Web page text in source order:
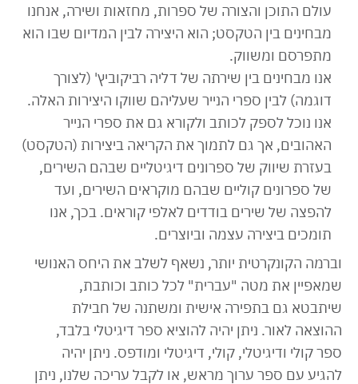
עולם התוכן והצורה של ספרות, מחזאות ושירה, אנחנו
מבחינים בין הטקסט; הוא היצירה לבין המדיום שבו הוא
מתפרסם ומשווק.
אנו מבחינים בין שירתה של דליה רביקוביץ' (לצורך
דוגמה) לבין ספרי הנייר שעליהם שווקו היצירות האלה.
אנו נוכל לספק לכותב ולקורא גם את ספרי הנייר
האהובים, אך גם לתמוך את הקריאה ביצירות (הטקסט)
בעזרת שיווק של ספרונים דיגיטליים שבהם השירים,
של ספרונים קוליים שבהם מוקראים השירים, ועד
להפצה של שירים בודדים לאלפי קוראים. בכך, אנו
תומכים ביצירה עצמה וביוצרים.
וברמה הקונקרטית יותר, נשאף לשלב את היחס האנושי
שמאפיין את מטה "עברית" לכל כותב וכותבת,
שיתבטא גם בתפירה אישית ומשתנה של חבילת
ההוצאה לאור. ניתן יהיה להוציא ספר דיגיטלי בלבד,
ספר קולי ודיגיטלי, קולי, דיגיטלי ומודפס. ניתן יהיה
להגיע עם ספר ערוך מראש, או לקבל עריכה שלנו, ניתן